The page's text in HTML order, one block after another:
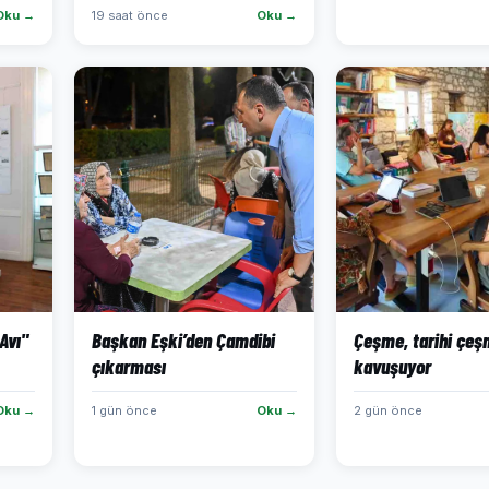
→ 19 saat önce Oku →
→
Başkan Eşki’den Çamdibi
çıkarması
1 gün önce Oku →
Çeşme, tarihi
kavuşuyor
2 gün önce